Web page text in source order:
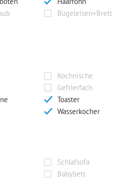
Bügeleisen+Brett
Kochnische
Gefrierfach
Toaster
Wasserkocher
Schlafsofa
Babybett